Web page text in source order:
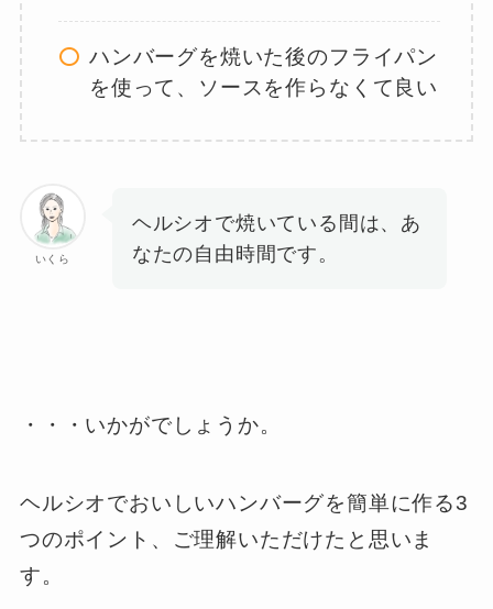
ハンバーグを焼いた後のフライパン
を使って、ソースを作らなくて良い
いくら
ヘルシオで焼いている間は、あ
なたの自由時間です。
・・・いかがでしょうか。
ヘルシオでおいしいハンバーグを簡単に作る3
つのポイント、ご理解いただけたと思いま
す。